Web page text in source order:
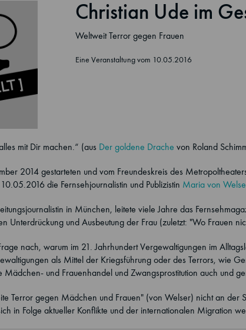
Christian Ude im
Weltweit Terror gegen Frauen
Eine Veranstaltung vom 10.05.2016
mit Dir machen.“ (aus Der goldene Drache von Roland
2014 gestarteten und vom Freundeskreis des
die Fernsehjournalistin und Publizistin Maria von
in München, leitete viele Jahre das
Unterdrückung und Ausbeutung der Frau (zuletzt: "Wo Frauen
nach, warum im 21. Jahrhundert Vergewaltigungen im
als Mittel der Kriegsführung oder des Terrors, wie
Mädchen- und Frauenhandel und Zwangsprostitution auch und
Terror gegen Mädchen und Frauen" (von Welser) nicht an der
in Folge aktueller Konflikte und der internationalen Migration